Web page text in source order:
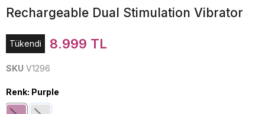
Rechargeable Dual Stimulation Vibrator
Tükendi 8.999 TL
SKU V1296
Renk: Purple